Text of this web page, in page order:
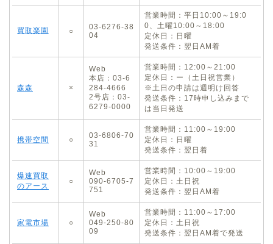
買取楽園 ○
03-6276-38
04
営業時間：平日10:00～19:0
0、土曜10:00～18:00
定休日：日曜
発送条件：翌日AM着
森森 ×
Web
本店：03-6
284-4666
2号店：03-
6279-0000
営業時間：12:00～21:00
定休日：ー（土日祝営業）
※土日の申請は週明け回答
発送条件：17時申し込みまで
は当日発送
携帯空間 ○
03-6806-70
31
営業時間：11:00～19:00
定休日：日曜
発送条件：翌日着
爆速買取
のアース
○
Web
090-6705-7
751
営業時間：10:00～19:00
定休日：土日祝
発送条件：翌日AM着
家電市場 ○
Web
049-250-80
09
営業時間：11:00～17:00
定休日：土日祝
発送条件：翌日AM着で発送